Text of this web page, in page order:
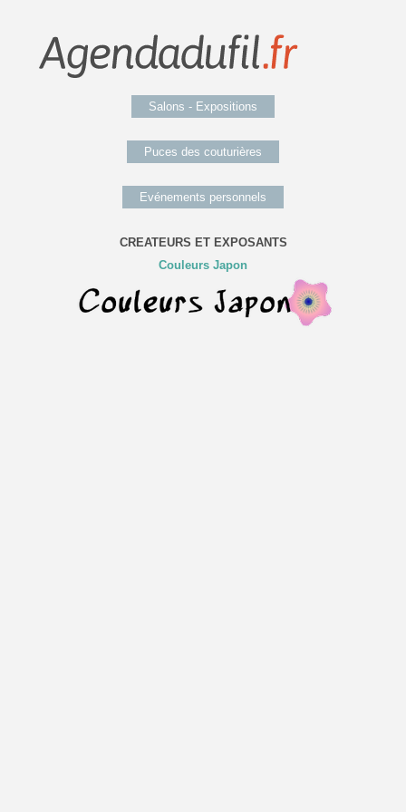
Salons - Expositions
Puces des couturières
Evénements personnels
CREATEURS ET EXPOSANTS
Couleurs Japon